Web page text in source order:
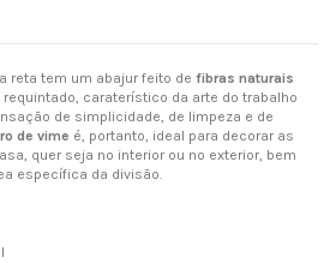
reta tem um abajur feito de fibras naturais
requintado, caraterístico da arte do trabalho
de simplicidade, de limpeza e de
de vime é, portanto, ideal para decorar as
quer seja no interior ou no exterior, bem
específica da divisão.